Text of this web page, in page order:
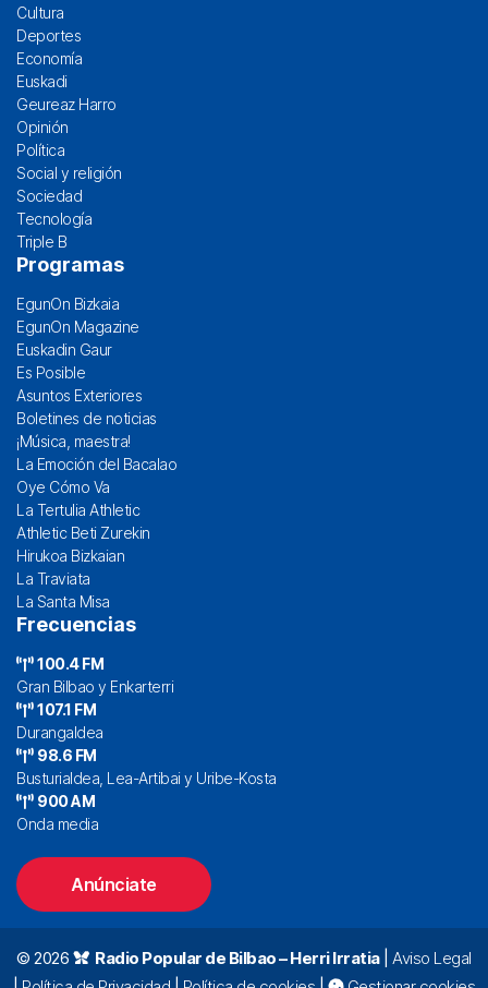
Cultura
Deportes
Economía
Euskadi
Geureaz Harro
Opinión
Política
Social y religión
Sociedad
Tecnología
Triple B
Programas
EgunOn Bizkaia
EgunOn Magazine
Euskadin Gaur
Es Posible
Asuntos Exteriores
Boletines de noticias
¡Música, maestra!
La Emoción del Bacalao
Oye Cómo Va
La Tertulia Athletic
Athletic Beti Zurekin
Hirukoa Bizkaian
La Traviata
La Santa Misa
Frecuencias
100.4 FM
Gran Bilbao y Enkarterri
107.1 FM
Durangaldea
98.6 FM
Busturialdea, Lea-Artibai y Uribe-Kosta
900 AM
Onda media
Anúnciate
© 2026 Radio Popular de Bilbao – Herri Irratia| Aviso Legal